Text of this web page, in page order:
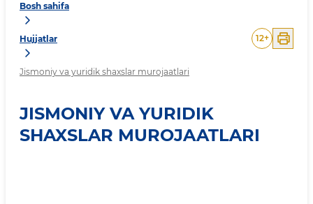
Bosh sahifa
Hujjatlar
Jismoniy va yuridik shaxslar murojaatlari
12+
JISMONIY VA YURIDIK
SHAXSLAR MUROJAATLARI